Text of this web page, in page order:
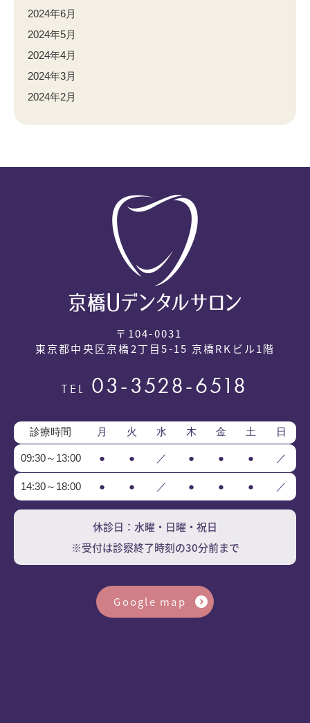
2024年6月
2024年5月
2024年4月
2024年3月
2024年2月
〒104-0031
東京都中央区京橋2丁目5-15 京橋RKビル1階
TEL 03-3528-6518
診療時間 月 火 水 木 金 土 日
09:30～13:00 ● ● ／ ● ● ● ／
14:30～18:00 ● ● ／ ● ● ● ／
休診日：水曜・日曜・祝日
※受付は診察終了時刻の30分前まで
Google map